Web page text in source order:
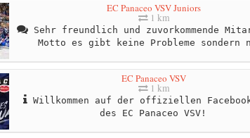
EC Panaceo VSV Juniors
1 km
Sehr freundlich und zuvorkommende
Motto es gibt keine Probleme sondern
EC Panaceo VSV
1 km
Willkommen auf der offiziellen
des EC Panaceo VSV!